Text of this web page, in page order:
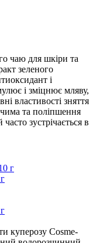
чаю для шкіри та
зеленого
і
і зміцнює мляву,
властивості зняття
та поліпшення
зустрічається в
куперозу Cosme-